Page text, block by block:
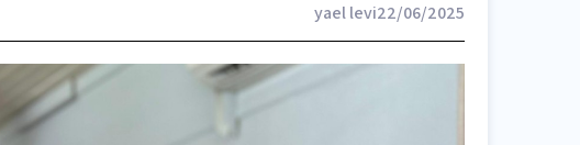
yael levi22/06/2025